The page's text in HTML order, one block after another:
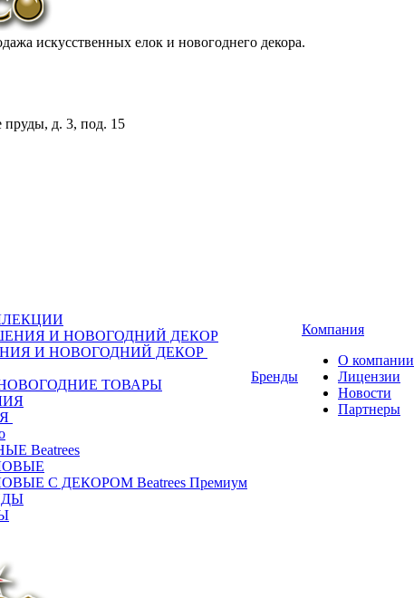
искусственных елок и новогоднего декора.
д. 3, под. 15
И НОВОГОДНИЙ ДЕКОР
ТОВАРЫ
Beatrees
С ДЕКОРОМ Beatrees Премиум
Бренды
Компания
О компании
Лицензии
Новости
Партнеры